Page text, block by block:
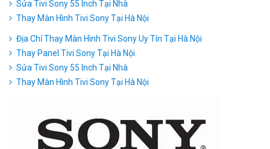
Sửa Tivi Sony 55 Inch Tại Nhà
Thay Màn Hình Tivi Sony Tại Hà Nội
Địa Chỉ Thay Màn Hình Tivi Sony Uy Tín Tại Hà Nội
Thay Panel Tivi Sony Tại Hà Nội
Sửa Tivi Sony 55 Inch Tại Nhà
Thay Màn Hình Tivi Sony Tại Hà Nội